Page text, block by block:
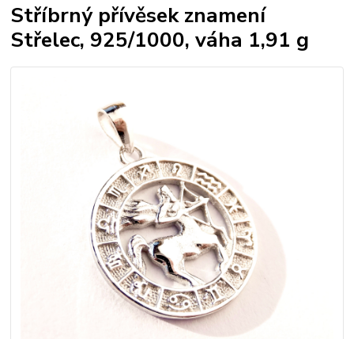
Stříbrný přívěsek znamení
Střelec, 925/1000, váha 1,91 g